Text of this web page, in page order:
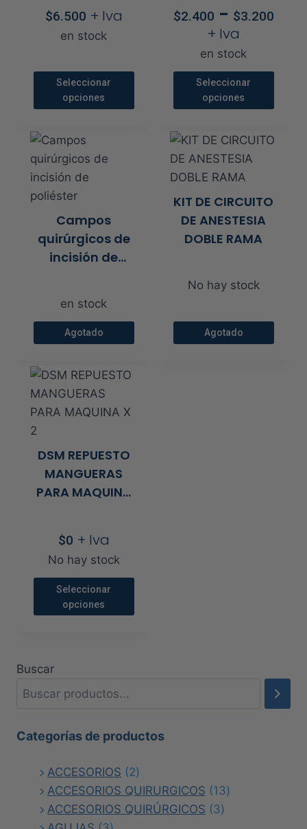
elegir
en
página
de
producto
elegir
en
la
página
de
producto
$6.500 + Iva
en stock
Seleccionar
opciones
producto
tiene
múltiples
opciones
se
pueden
en
la
página
producto
$2.400 - $3.200
+ Iva
en stock
Seleccionar
opciones
producto
tiene
múltiples
Las
opciones
se
elegir
la
página
Campos
quirúrgicos de
incisión de
en stock
Agotado
KIT DE CIRCUITO
DE ANESTESIA
DOBLE RAMA
No hay stock
Agotado
DSM REPUESTO
MANGUERAS
PARA MAQUINA
$0 + Iva
No hay stock
Seleccionar
opciones
variantes.
opciones
pueden
elegir
en
Buscar
Categorías de productos
ACCESORIOS 22
productos
ACCESORIOS QUIRURGICOS 1313
ACCESORIOS QUIRÚRGICOS 33